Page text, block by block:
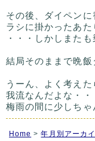
その後、ダイペン
ラシに掛かったあた
・・・しかしまた
結局そのままで晩飯
うーん、よく考え
我流なんだよな・・
梅雨の間に少しちゃ
Home >年月別アーカ